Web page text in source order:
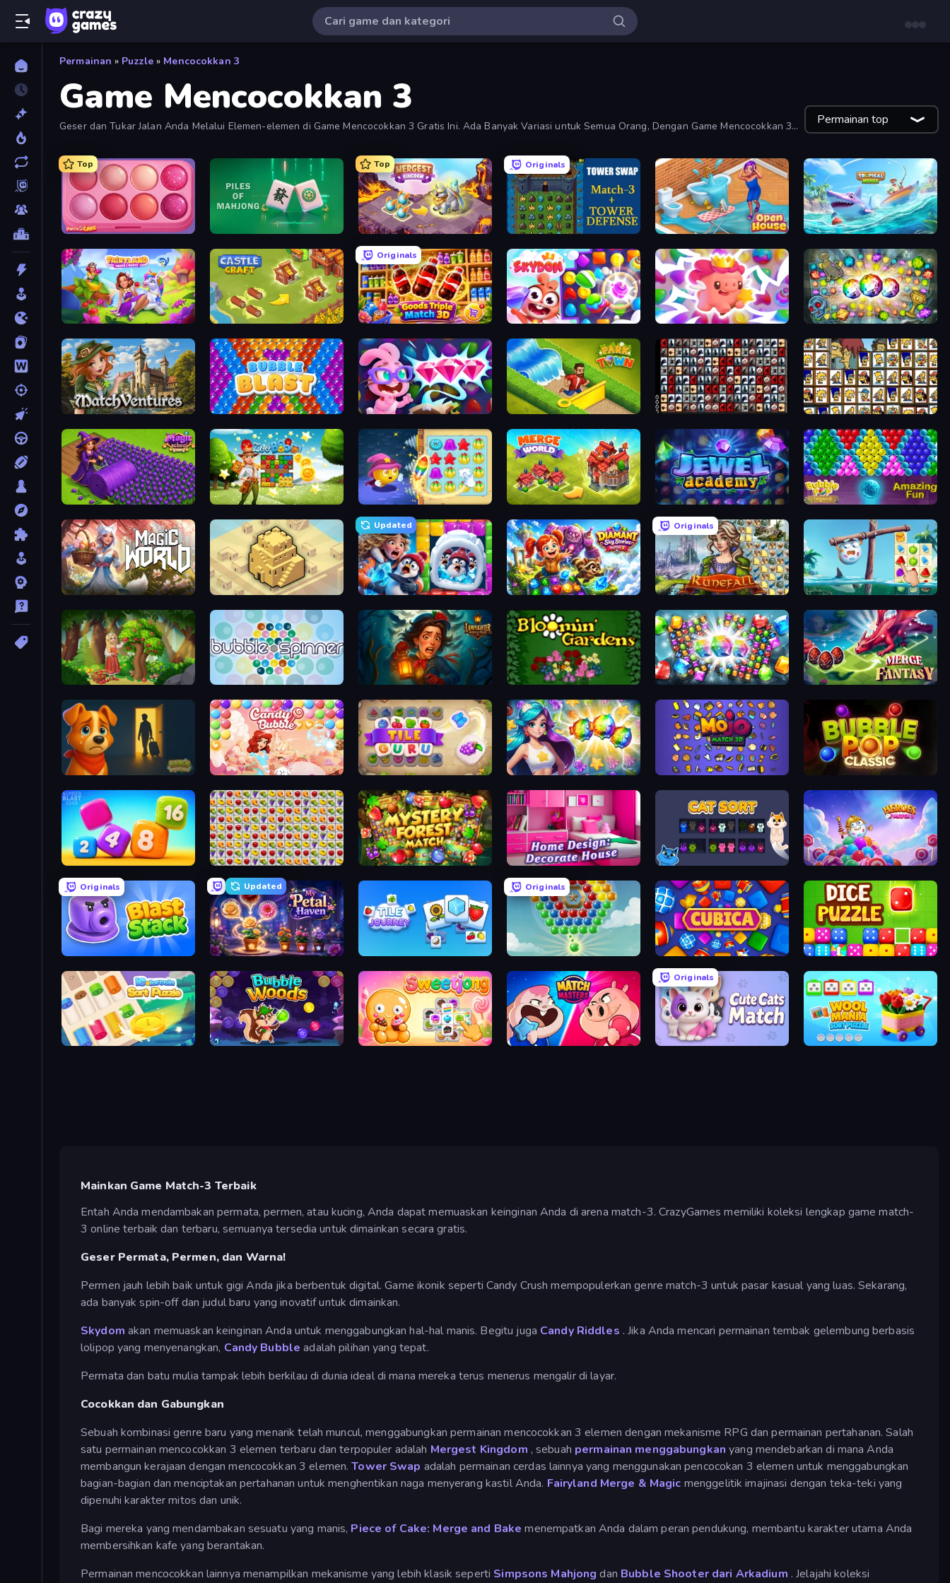
Permainan » Puzzle » Mencocokkan 3
Game Mencocokkan 3
Geser dan Tukar Jalan Anda Melalui Elemen-elemen di Game Mencocokkan 3 Gratis Ini. Ada Banyak Variasi untuk Semua Orang, Dengan Game Mencocokkan 3
Permainan top
Top
Piece of Cake: Merge and Bake Piles of Mahjong
Top
Mergest Kingdom
Originals
Tower Swap Open House Tropical Merge
Fairyland Merge & Magic Castle Craft
Originals
Goods Triple Match 3D Skydom Match Arena Forgotten Treasure 2
MatchVentures Bubble Blast Skydom: Reforged Park Town War Mahjong Tiles of the Simpsons
Magic School Zoo Boom Candy Riddles Merge World Jewel Academy Bubble Pop Legend
Magic World City Blocks
Updated
Captain Blast Diamant: Sky Stories Match 3
Originals
Runefall Sugar Heroes
Northern Merge Bubble Spinner Lamplighter: Merge & Magic Blooming Gardens Diamond Dungeon: Match 3 Merge Fantasy
Ranch Adventures Candy Bubble Tile Guru Underwater Adventures: Match 3 Mojo Match 3D Bubble Pop Classic
Number Blast 2048 Same Game Fruit Collapse Mystery Forest - Match 3 Home Design: Decorate House Cat Sort Heroes of Match 3
Originals Updated
My Petal Haven
Originals
Little Fox: Bubble Spinner Pop Cubica Dice Puzzle
iColorcoin: Sort Puzzle Bubble Woods Sweetjong Match Masters
Originals
Cute Cats Match Wool Mania - Sort Puzzle 3D
Mainkan Game Match-3 Terbaik
Entah Anda mendambakan permata, permen, atau kucing, Anda dapat memuaskan keinginan Anda di arena match-3. CrazyGames memiliki koleksi lengkap game match-
3 online terbaik dan terbaru, semuanya tersedia untuk dimainkan secara gratis.
Geser Permata, Permen, dan Warna!
Permen jauh lebih baik untuk gigi Anda jika berbentuk digital. Game ikonik seperti Candy Crush mempopulerkan genre match-3 untuk pasar kasual yang luas. Sekarang,
ada banyak spin-off dan judul baru yang inovatif untuk dimainkan.
Skydom akan memuaskan keinginan Anda untuk menggabungkan hal-hal manis. Begitu juga Candy Riddles . Jika Anda mencari permainan tembak gelembung berbasis
lolipop yang menyenangkan, Candy Bubble adalah pilihan yang tepat.
Permata dan batu mulia tampak lebih berkilau di dunia ideal di mana mereka terus menerus mengalir di layar.
Cocokkan dan Gabungkan
Sebuah kombinasi genre baru yang menarik telah muncul, menggabungkan permainan mencocokkan 3 elemen dengan mekanisme RPG dan permainan pertahanan. Salah
satu permainan mencocokkan 3 elemen terbaru dan terpopuler adalah Mergest Kingdom , sebuah permainan menggabungkan yang mendebarkan di mana Anda
membangun kerajaan dengan mencocokkan 3 elemen.Tower Swap adalah permainan cerdas lainnya yang menggunakan pencocokan 3 elemen untuk menggabungkan
bagian-bagian dan menciptakan pertahanan untuk menghentikan naga menyerang kastil Anda. Fairyland Merge & Magic menggelitik imajinasi dengan teka-teki yang
dipenuhi karakter mitos dan unik.
Bagi mereka yang mendambakan sesuatu yang manis, Piece of Cake: Merge and Bake menempatkan Anda dalam peran pendukung, membantu karakter utama Anda
membersihkan kafe yang berantakan.
Permainan mencocokkan lainnya menampilkan mekanisme yang lebih klasik seperti Simpsons Mahjong dan Bubble Shooter dari Arkadium . Jelajahi koleksi